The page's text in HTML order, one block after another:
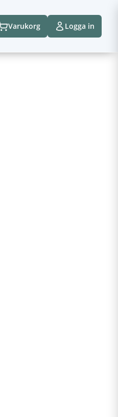
Varukorg Logga in